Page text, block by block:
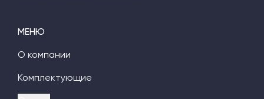
МЕНЮ
О компании
Комплектующие